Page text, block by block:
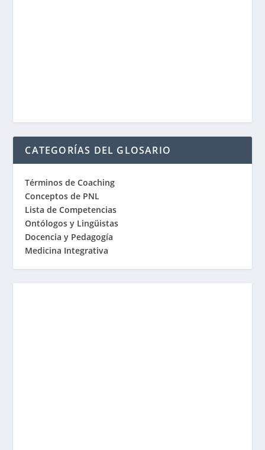
CATEGORÍAS DEL GLOSARIO
Términos de Coaching
Conceptos de PNL
Lista de Competencias
Ontólogos y Lingüistas
Docencia y Pedagogía
Medicina Integrativa